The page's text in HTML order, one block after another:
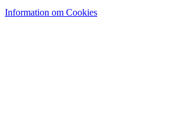
Information om Cookies